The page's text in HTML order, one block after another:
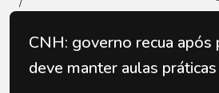
CNH: governo recua
deve manter aulas